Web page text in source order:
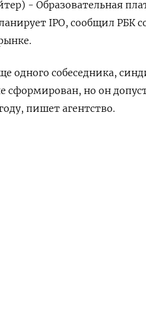
- Образовательная
IPO, сообщил РБК
одного собеседника,
сформирован, но он
пишет агентство.